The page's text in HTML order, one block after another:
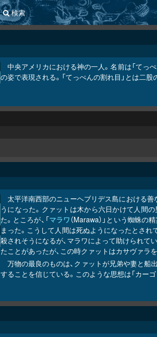
検索
中央アメリカにおける神の一人。名前は「てっ
の姿で表現される。「てっぺんの割れ目」とは二
太平洋南西部のニューヘブリデス島における善
うになった。クァットは木から六日かけて人間
た。ところが、「マラワ（Marawa）」という蜘蛛
まった。こうして人間は死ぬようになったとさ
殺されそうになるが、マラワによって助けられて
たことがあったが、この時クァットはカサヴァラ
万物の最良のものは、クァットが兄弟や妻と
することを信じている。このような思想は「カーゴ